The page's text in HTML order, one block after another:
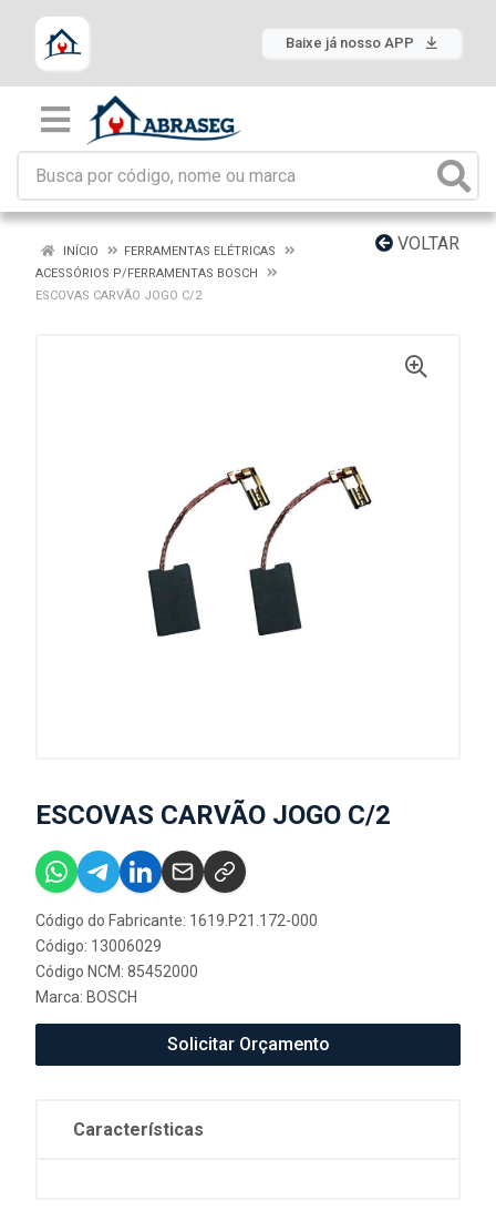
Baixe já nosso APP
VOLTAR
INÍCIO
FERRAMENTAS ELÉTRICAS
ACESSÓRIOS P/FERRAMENTAS BOSCH
ESCOVAS CARVÃO JOGO C/2
ESCOVAS CARVÃO JOGO C/2
Código do Fabricante: 1619.P21.172-000
Código: 13006029
Código NCM: 85452000
Marca: BOSCH
Solicitar Orçamento
Características